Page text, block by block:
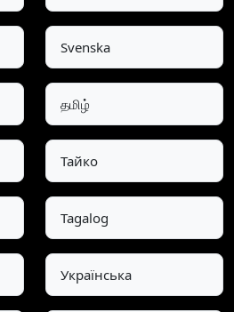
Svenska
தமிழ்
Тайко
Tagalog
Українська